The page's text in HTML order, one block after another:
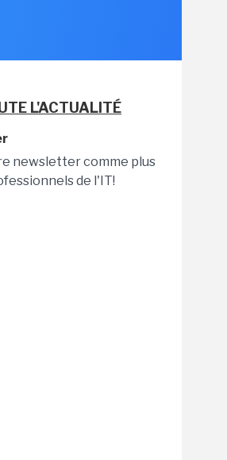
L'ACTUALITÉ
newsletter comme plus
de l'IT!